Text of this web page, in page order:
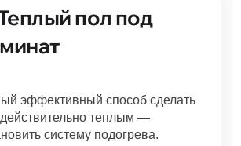
пол под
эффективный способ сделать
теплым —
систему подогрева.